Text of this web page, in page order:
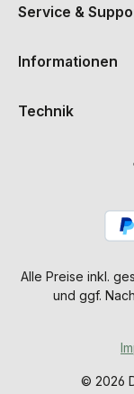
Service &
Informationen
Technik
Alle Preise inkl.
und ggf.
© 2026